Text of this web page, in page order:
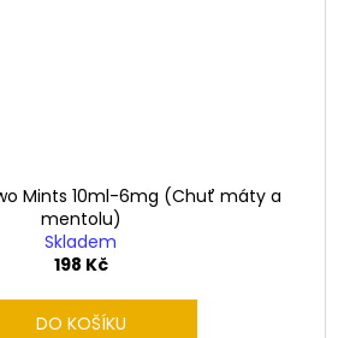
Mints 10ml-6mg (Chuť máty a
mentolu)
Skladem
198 Kč
DO KOŠÍKU